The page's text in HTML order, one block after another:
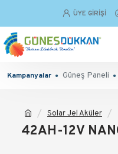
ÜYE GIRIŞI
Kampanyalar Güneş Paneli
Solar Jel Aküler
42AH-12V